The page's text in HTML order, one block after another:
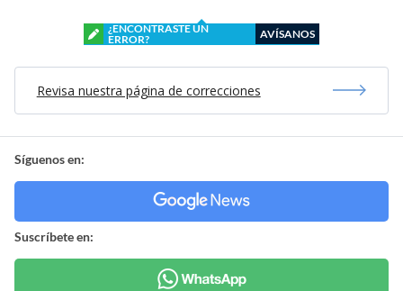
¿ENCONTRASTE UN
ERROR?
AVÍSANOS
Revisa nuestra página de correcciones
Síguenos en:
Suscríbete en: